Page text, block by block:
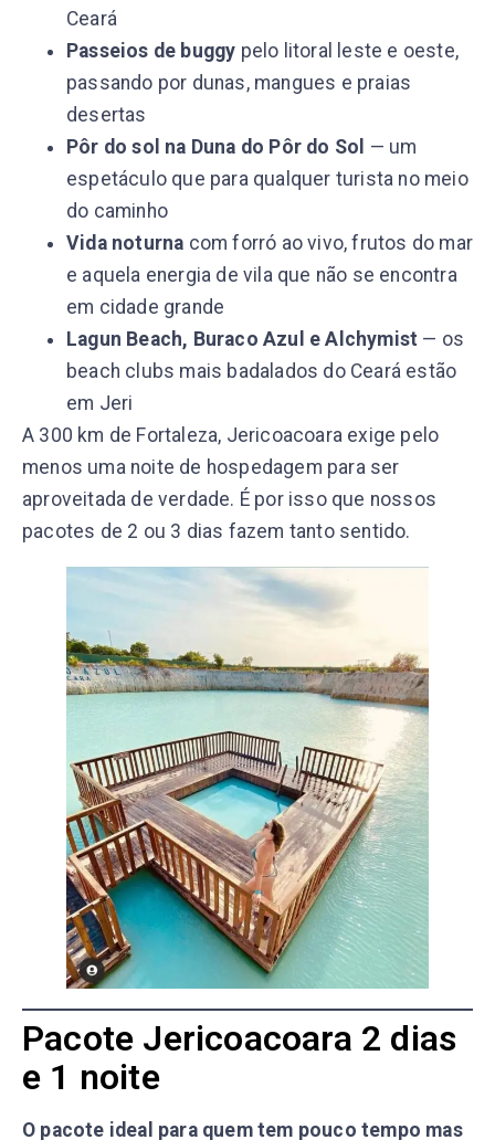
Ceará
Passeios de buggy pelo litoral leste e oeste,
passando por dunas, mangues e praias
desertas
Pôr do sol na Duna do Pôr do Sol — um
espetáculo que para qualquer turista no meio
do caminho
Vida noturna com forró ao vivo, frutos do mar
e aquela energia de vila que não se encontra
em cidade grande
Lagun Beach, Buraco Azul e Alchymist — os
beach clubs mais badalados do Ceará estão
em Jeri
A 300 km de Fortaleza, Jericoacoara exige pelo
menos uma noite de hospedagem para ser
aproveitada de verdade. É por isso que nossos
pacotes de 2 ou 3 dias fazem tanto sentido.
Pacote Jericoacoara 2 dias
e 1 noite
O pacote ideal para quem tem pouco tempo mas